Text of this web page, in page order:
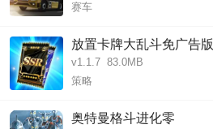
赛车
放置卡牌大乱斗免广告版
v1.1.7 83.0MB
策略
奥特曼格斗进化零